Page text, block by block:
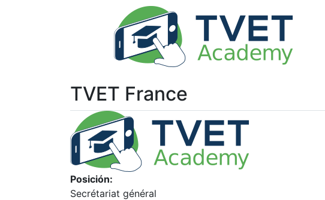
TVET France
Posición:
Secrétariat général